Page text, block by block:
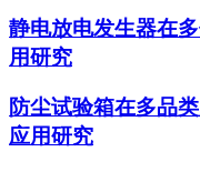
静电放电发生器在
用研究
防尘试验箱在多品
应用研究